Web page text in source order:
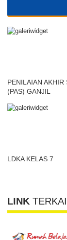
PENILAIAN AKHIR
(PAS) GANJIL
LDKA KELAS 7
LINK